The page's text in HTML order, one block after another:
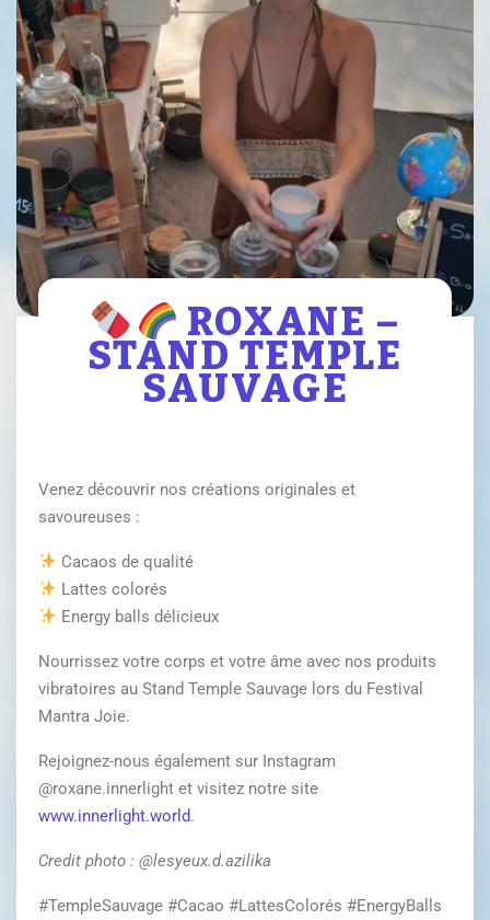
ROXANE –
STAND TEMPLE
SAUVAGE
Venez découvrir nos créations originales et
savoureuses :
Cacaos de qualité
Lattes colorés
Energy balls délicieux
Nourrissez votre corps et votre âme avec nos produits
vibratoires au Stand Temple Sauvage lors du Festival
Mantra Joie.
Rejoignez-nous également sur Instagram
@roxane.innerlight et visitez notre site
www.innerlight.world.
Credit photo : @lesyeux.d.azilika
#TempleSauvage #Cacao #LattesColorés #EnergyBalls